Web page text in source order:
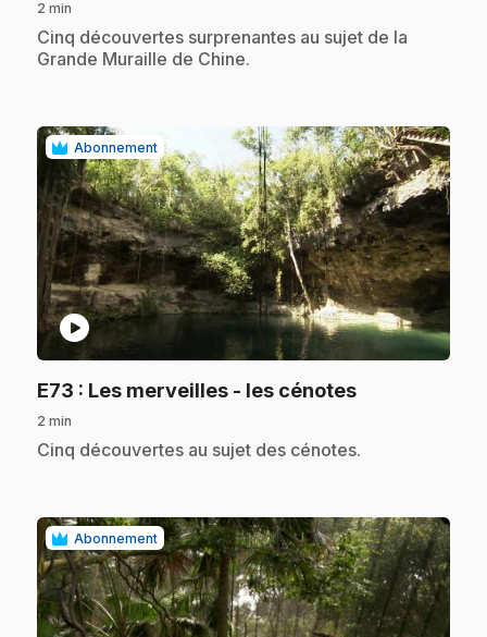
2 min
.Cinq découvertes surprenantes au sujet de la
Grande Muraille de Chine.
Abonnement
play_circle
E73 : Les merveilles - les cénotes.
2 min
.Cinq découvertes au sujet des cénotes.
Abonnement